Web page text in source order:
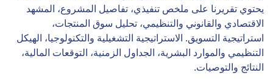
يحتوي تقريرنا على ملخص تنفيذي، تفاصيل المشروع، المشهد
الاقتصادي والقانوني والتنظيمي، تحليل سوق المنتجات،
استراتيجية التسويق. الاستراتيجية التشغيلية والتكنولوجيا، الهيكل
التنظيمي والموارد البشرية، الجداول الزمنية، التوقعات المالية،
النتائج والتوصيات.